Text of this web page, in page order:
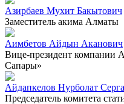
Азирбаев Мухит Бакытович
Заместитель акима Алматы
Аимбетов Айдын Аканович
Вице-президент компании
Сапары»
Айдапкелов Нурболат
Председатель комитета